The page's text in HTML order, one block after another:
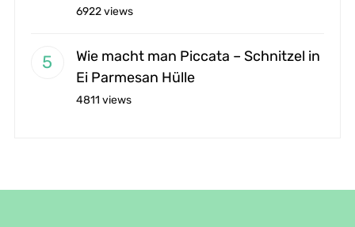
6922 views
Wie macht man Piccata – Schnitzel in
Ei Parmesan Hülle
4811 views